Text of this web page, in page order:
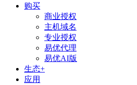
购买
商业授权
主机域名
专业授权
易优代理
易优AI版
生态+
应用